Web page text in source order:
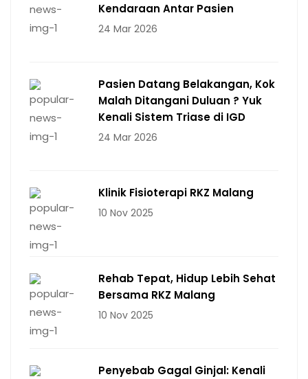
Kendaraan Antar Pasien
24 Mar 2026
Pasien Datang Belakangan, Kok
Malah Ditangani Duluan ? Yuk
Kenali Sistem Triase di IGD
24 Mar 2026
Klinik Fisioterapi RKZ Malang
10 Nov 2025
Rehab Tepat, Hidup Lebih Sehat
Bersama RKZ Malang
10 Nov 2025
Penyebab Gagal Ginjal: Kenali